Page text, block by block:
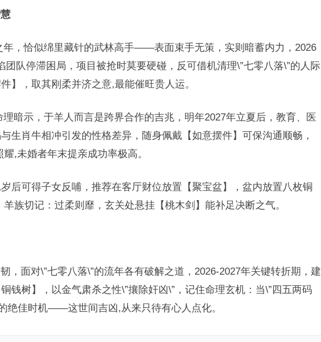
年，恰似绵里藏针的武林高手——表面束手无策，实则暗蓄内力，2026
团队停滞困局，项目被抢时莫要硬碰，反可借机清理\”七零八落\”的人际
】，取其刚柔并济之意,最能催旺贵人运。
理暗示，于羊人而言是跨界合作的吉兆，明年2027年立夏后，教育、医
生肖牛相冲引发的性格差异，随身佩戴【如意摆件】可保沟通顺畅，
,未婚者年末提亲成功率极高。
后可得子女反哺，推荐在客厅财位放置【聚宝盆】，盆内放置八枚铜
羊族切记：过柔则靡，玄关处悬挂【桃木剑】能补足决断之气。
，面对\”七零八落\”的流年各有破解之道，2026-2027年关键转折期，建
钱树】，以金气肃杀之性\”攘除奸凶\”，记住命理玄机：当\”四五两码
绝佳时机——这世间吉凶,从来只待有心人点化。